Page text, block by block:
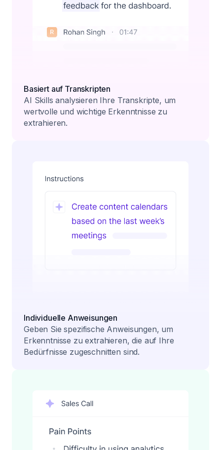
Basiert auf Transkripten
AI Skills analysieren Ihre Transkripte, um
wertvolle und wichtige Erkenntnisse zu
extrahieren.
Individuelle Anweisungen
Geben Sie spezifische Anweisungen, um
Erkenntnisse zu extrahieren, die auf Ihre
Bedürfnisse zugeschnitten sind.